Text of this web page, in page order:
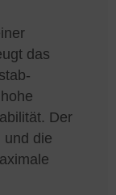
das
Der
und die